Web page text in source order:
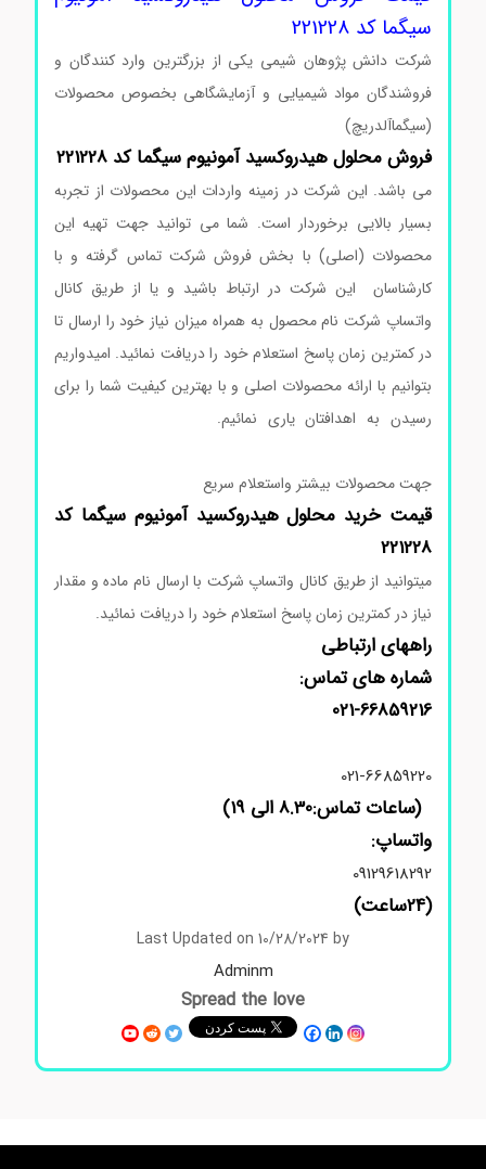
سیگما کد 221228
شرکت دانش پژوهان شیمی یکی از بزرگترین وارد کنندگان و
فروشندگان مواد شیمیایی و آزمایشگاهی بخصوص محصولات
(سیگماآلدریچ)
فروش محلولهیدروکسید آمونیومسیگماکد 221228
می باشد. این شرکت در زمینه واردات این محصولات از تجربه
بسیار بالایی برخوردار است. شما می توانید جهت تهیه این
محصولات (اصلی) با بخش فروش شرکت تماس گرفته و با
کارشناسان این شرکت در ارتباط باشید و یا از طریق کانال
واتساپ شرکت نام محصول به همراه میزان نیاز خود را ارسال تا
در کمترین زمان پاسخ استعلام خود را دریافت نمائید. امیدواریم
بتوانیم با ارائه محصولات اصلی و با بهترین کیفیت شما را برای
رسیدن به اهدافتان یاری نمائیم.خرید محلول هیدروکسید
جهت محصولات بیشتر واستعلام سریع
قیمت خرید محلول هیدروکسید آمونیوم سیگما کد
221228
میتوانید از طریق کانال واتساپ شرکت با ارسال نام ماده و مقدار
نیاز در کمترین زمان پاسخ استعلام خود را دریافت نمائید.
راههای ارتباطی
شماره های تماس:
021-66859216
021-66859220
(ساعات تماس:8.30 الی 19)
واتساپ:
09129618292
Last Updated on 10/28/2024 by
Adminm
Spread the love